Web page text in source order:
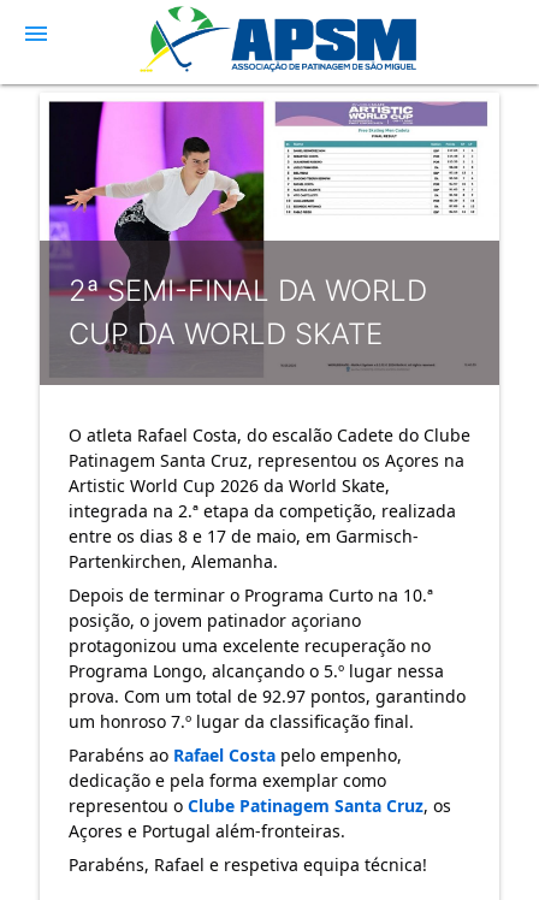
menu
2ª SEMI-FINAL DA WORLD
CUP DA WORLD SKATE
O atleta Rafael Costa, do escalão Cadete do Clube
Patinagem Santa Cruz, representou os Açores na
Artistic World Cup 2026 da World Skate,
integrada na 2.ª etapa da competição, realizada
entre os dias 8 e 17 de maio, em Garmisch-
Partenkirchen, Alemanha.
Depois de terminar o Programa Curto na 10.ª
posição, o jovem patinador açoriano
protagonizou uma excelente recuperação no
Programa Longo, alcançando o 5.º lugar nessa
prova. Com um total de 92.97 pontos, garantindo
um honroso 7.º lugar da classificação final.
Parabéns ao Rafael Costa pelo empenho,
dedicação e pela forma exemplar como
representou o Clube Patinagem Santa Cruz, os
Açores e Portugal além-fronteiras.
Parabéns, Rafael e respetiva equipa técnica!